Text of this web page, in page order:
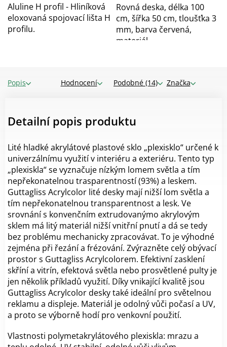
Aluline H profil - Hliníková
eloxovaná spojovací lišta H
profilu.
Rovná deska, délka 100
cm, šířka 50 cm, tloušťka 3
mm, barva červená,
materiál...
Popis Podobné (14)
Hodnocení Značka
Detailní popis produktu
Lité hladké akrylátové plastové sklo „plexisklo“ určené k
univerzálnímu využití v interiéru a exteriéru. Tento typ
„plexiskla“ se vyznačuje nízkým lomem světla a tím
nepřekonatelnou trasparentností (93%) a leskem.
Guttagliss Acrylcolor lité desky mají nižší lom světla a
tím nepřekonatelnou transparentnost a lesk. Ve
srovnání s konvenčním extrudovanýmo akrylovým
sklem má litý materiál nižší vnitřní pnutí a dá se tedy
bez problému mechanicky zpracovávat. To je výhodné
zejména při řezání a frézování. Zvýrazněte celý obývací
prostor s Guttagliss Acrylcolorem. Efektivní zasklení
skříní a vitrín, efektová světla nebo prosvětlené pulty je
jen několik příkladů využití. Díky vnikající kvalitě jsou
Guttagliss Acrylcolor desky také ideální pro světelnou
reklamu a displeje. Materiál je odolný vůči počasí a UV,
a proto se výborně hodí pro venkovní použití.
Vlastnosti polymetakrylátového plexiskla: mrazu a